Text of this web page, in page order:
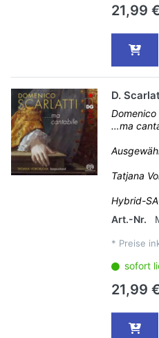
21,99
D.
…ma
Tatjana
Hybrid-
Art.-Nr.
* Preise
sofort
21,99